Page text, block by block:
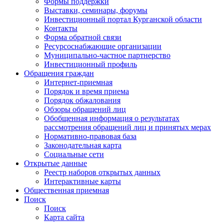
Выставки, семинары, форумы
Инвестиционный портал Курганской области
Контакты
Форма обратной связи
Ресурсоснабжающие организации
Муниципально-частное партнерство
Инвестиционный профиль
Обращения граждан
Интернет-приемная
Порядок и время приема
Порядок обжалования
Обзоры обращений лиц
Обобщенная информация о результатах
рассмотрения обращений лиц и принятых мерах
Нормативно-правовая база
Законодательная карта
Социальные сети
Открытые данные
Реестр наборов открытых данных
Интерактивные карты
Общественная приемная
Поиск
Поиск
Карта сайта